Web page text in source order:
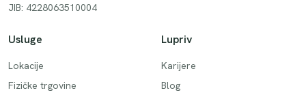
JIB: 4228063510004
Usluge
Lokacije
Fizičke trgovine
Lupriv
Karijere
Blog